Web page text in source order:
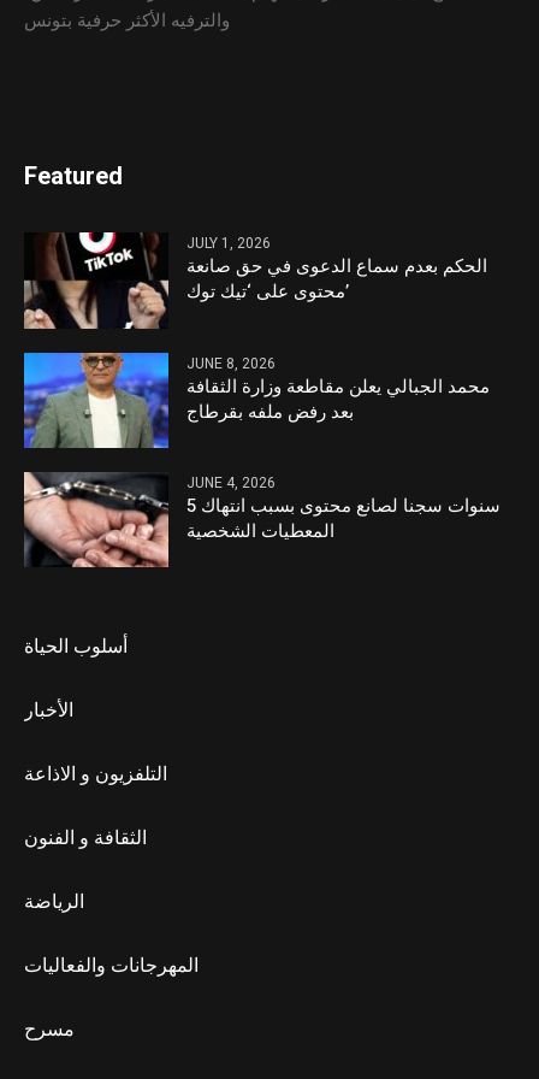
والترفيه الأكثر حرفية بتونس
Featured
JULY 1, 2026
الحكم بعدم سماع الدعوى في حق صانعة
محتوى على ‘تيك توك’
JUNE 8, 2026
محمد الجبالي يعلن مقاطعة وزارة الثقافة
بعد رفض ملفه بقرطاج
JUNE 4, 2026
5 سنوات سجنا لصانع محتوى بسبب انتهاك
المعطيات الشخصية
أسلوب الحياة
الأخبار
التلفزيون و الاذاعة
الثقافة و الفنون
الرياضة
المهرجانات والفعاليات
مسرح